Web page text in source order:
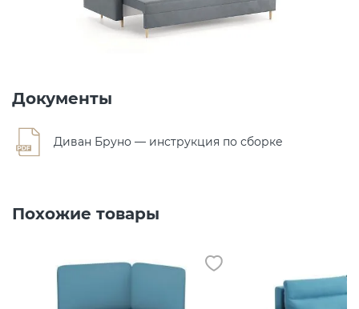
Документы
Диван Бруно — инструкция по сборке
Похожие товары